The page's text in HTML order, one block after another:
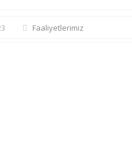
Faaliyetlerimiz